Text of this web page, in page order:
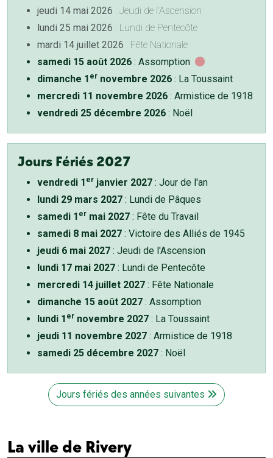
jeudi 14 mai 2026 : Jeudi de l'Ascension
lundi 25 mai 2026 : Lundi de Pentecôte
mardi 14 juillet 2026 : Fête Nationale
samedi 15 août 2026 : Assomption
dimanche 1 er novembre 2026 : La Toussaint
mercredi 11 novembre 2026 : Armistice de 1918
vendredi 25 décembre 2026 : Noël
Jours Fériés 2027
vendredi 1 er janvier 2027 : Jour de l'an
lundi 29 mars 2027 : Lundi de Pâques
samedi 1 er mai 2027 : Fête du Travail
samedi 8 mai 2027 : Victoire des Alliés de 1945
jeudi 6 mai 2027 : Jeudi de l'Ascension
lundi 17 mai 2027 : Lundi de Pentecôte
mercredi 14 juillet 2027 : Fête Nationale
dimanche 15 août 2027 : Assomption
lundi 1 er novembre 2027 : La Toussaint
jeudi 11 novembre 2027 : Armistice de 1918
samedi 25 décembre 2027 : Noël
Jours fériés des années suivantes
La ville de Rivery